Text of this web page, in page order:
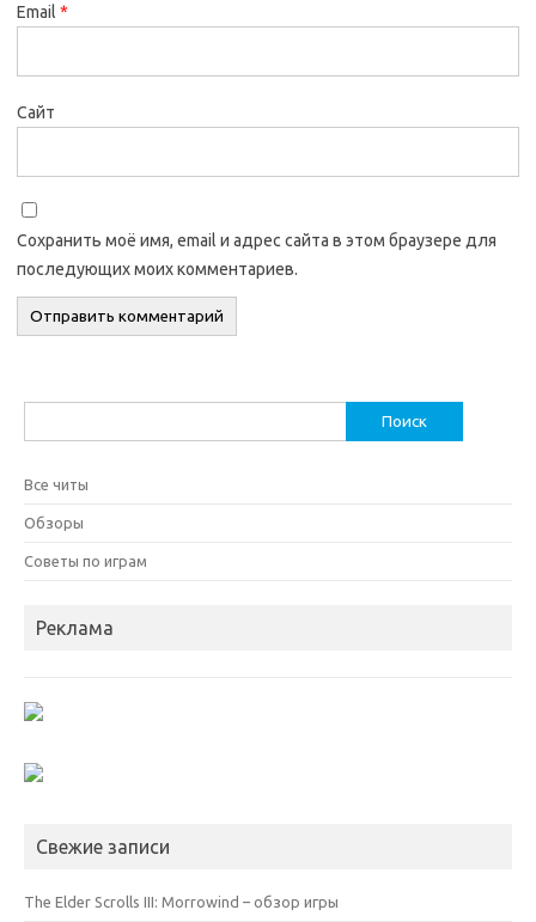
Email *
Сайт
Сохранить моё имя, email и адрес сайта в этом браузере для
последующих моих комментариев.
Все читы
Обзоры
Советы по играм
Реклама
Свежие записи
The Elder Scrolls III: Morrowind – обзор игры